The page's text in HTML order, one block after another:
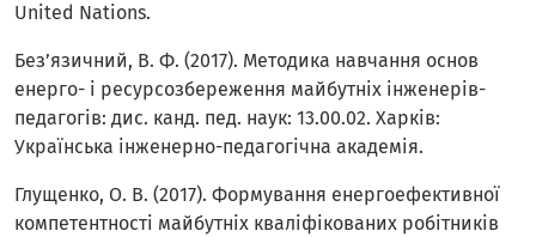
United Nations.
Без’язичний, В. Ф. (2017). Методика навчання основ
енерго- і ресурсозбереження майбутніх інженерів-
педагогів: дис. канд. пед. наук: 13.00.02. Харків:
Українська інженерно-педагогічна академія.
Глущенко, О. В. (2017). Формування енергоефективної
компетентності майбутніх кваліфікованих робітників